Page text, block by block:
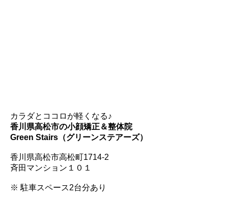
カラダとココロが軽くなる♪
香川県高松市の小顔矯正＆整体院
Green Stairs（グリーンステアーズ）
香川県高松市高松町1714-2
斉田マンション１０１
※ 駐車スペース2台分あり